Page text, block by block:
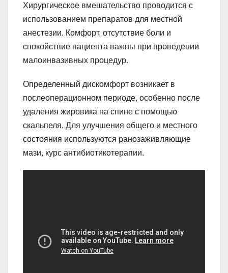
Хирургическое вмешательство проводится с
использованием препаратов для местной
анестезии. Комфорт, отсутствие боли и
спокойствие пациента важны при проведении
малоинвазивных процедур.
Определенный дискомфорт возникает в
послеоперационном периоде, особенно после
удаления жировика на спине с помощью
скальпеля. Для улучшения общего и местного
состояния используются ранозаживляющие
мази, курс антибиотикотерапии.